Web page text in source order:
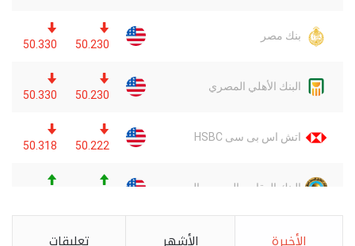
الأخيرة الأشهر تعليقات